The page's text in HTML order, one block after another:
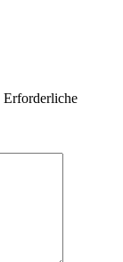
Erforderliche